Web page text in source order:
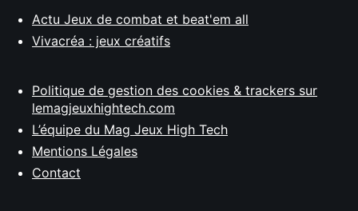
Actu Jeux de combat et beat'em all
Vivacréa : jeux créatifs
Politique de gestion des cookies & trackers sur
lemagjeuxhightech.com
L’équipe du Mag Jeux High Tech
Mentions Légales
Contact